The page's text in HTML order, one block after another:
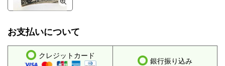
お支払いについて
クレジットカード
銀行振り込み